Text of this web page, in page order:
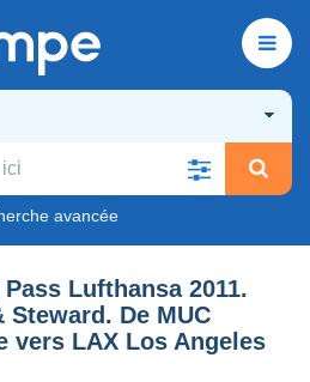
avancée
Lufthansa 2011.
De MUC
vers LAX Los Angeles